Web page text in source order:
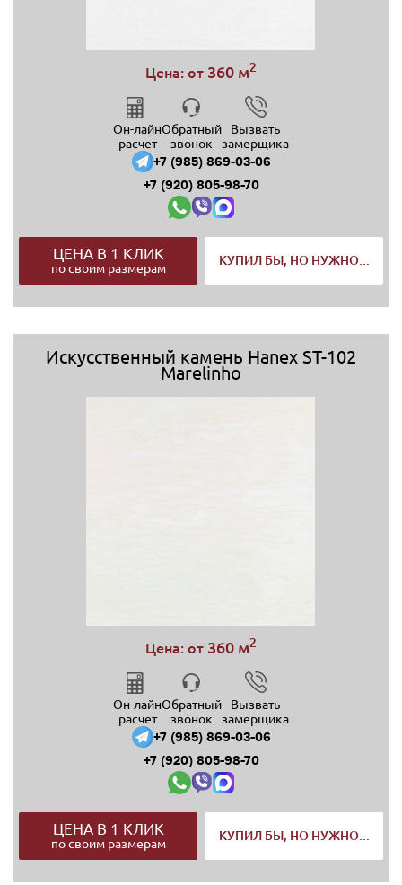
Цена: от 360 м2
Он-лайн
расчет
Обратный
звонок
Вызвать
замерщика
+7 (985) 869-03-06
+7 (920) 805-98-70
ЦЕНА В 1 КЛИК
по своим размерам
КУПИЛ БЫ, НО НУЖНО...
Искусственный камень Hanex ST-102
Marelinho
Цена: от 360 м2
Он-лайн
расчет
Обратный
звонок
Вызвать
замерщика
+7 (985) 869-03-06
+7 (920) 805-98-70
ЦЕНА В 1 КЛИК
по своим размерам
КУПИЛ БЫ, НО НУЖНО...